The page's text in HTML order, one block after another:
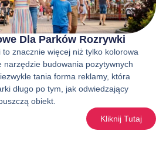
Dla Parków Rozrywki
znacznie więcej niż tylko kolorowa
narzędzie budowania pozytywnych
tania forma reklamy, która
długo po tym, jak odwiedzający
obiekt.
Kliknij Tutaj